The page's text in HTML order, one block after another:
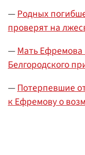
—Родных
проверят на
—Мать Ефремова
Белгородского
—Потерпевшие
к Ефремову о